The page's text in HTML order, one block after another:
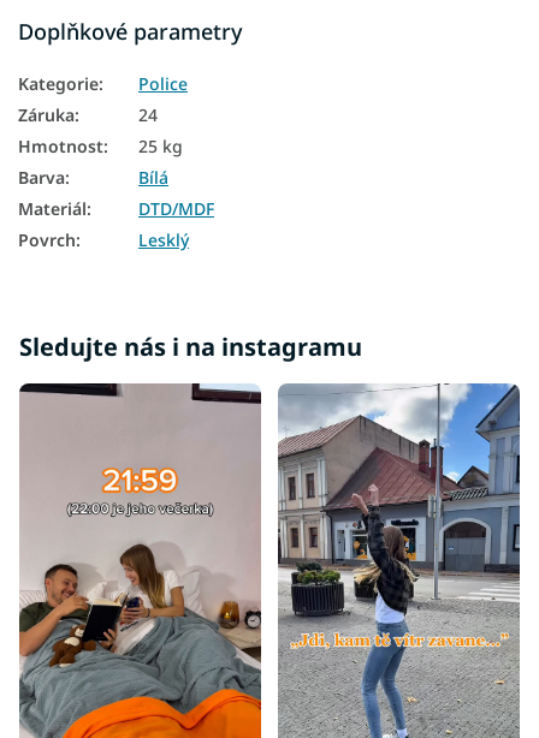
Doplňkové parametry
Kategorie:
Police
Záruka:
24
Hmotnost:
25 kg
Barva:
Bílá
Materiál:
DTD/MDF
Povrch: Lesklý
Sledujte nás i na instagramu